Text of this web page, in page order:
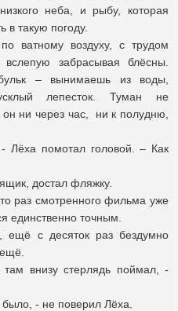
неба, и рыбу, которая
в такую погоду.
ватному воздуху, с трудом
забрасывая блёсны.
– вынимаешь из воды,
лепесток. Туман не
ни через час, ни к полудню,
помотал головой. – Как
достал фляжку.
раз смотренного фильма уже
единственно точным.
ещё с десяток раз бездумно
внизу стерлядь поймал, -
- не поверил Лёха.